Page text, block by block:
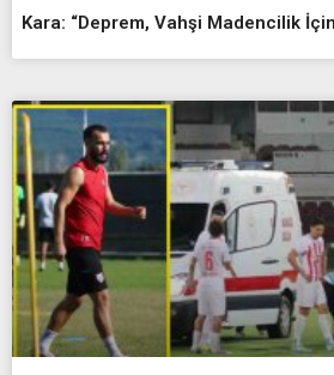
Kara: “Deprem, Vahşi Madencilik